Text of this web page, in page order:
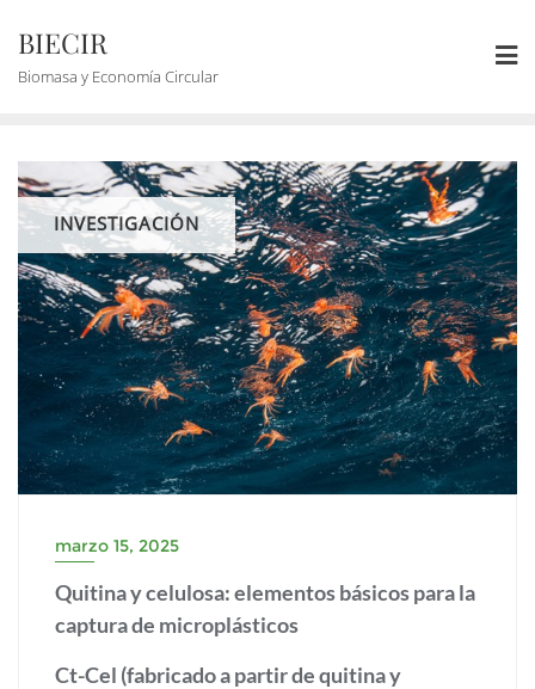
BIECIR
Biomasa y Economía Circular
INVESTIGACIÓN
marzo 15, 2025
Quitina y celulosa: elementos básicos para la
captura de microplásticos
Ct-Cel (fabricado a partir de quitina y